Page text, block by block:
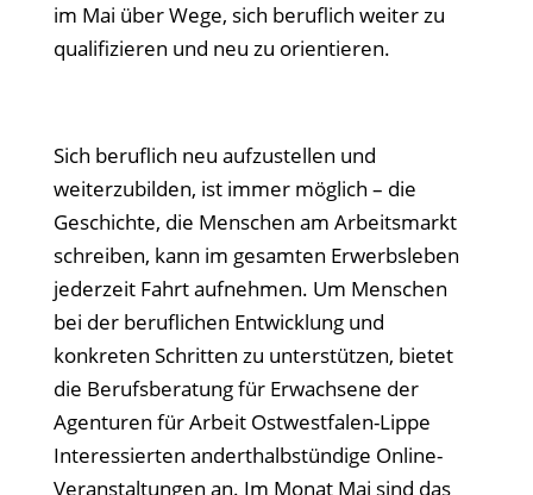
im Mai über Wege, sich beruflich weiter zu
qualifizieren und neu zu orientieren.
Sich beruflich neu aufzustellen und
weiterzubilden, ist immer möglich – die
Geschichte, die Menschen am Arbeitsmarkt
schreiben, kann im gesamten Erwerbsleben
jederzeit Fahrt aufnehmen. Um Menschen
bei der beruflichen Entwicklung und
konkreten Schritten zu unterstützen, bietet
die Berufsberatung für Erwachsene der
Agenturen für Arbeit Ostwestfalen-Lippe
Interessierten anderthalbstündige Online-
Veranstaltungen an. Im Monat Mai sind das